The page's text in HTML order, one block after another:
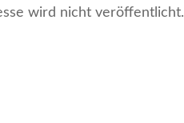
wird nicht veröffentlicht.